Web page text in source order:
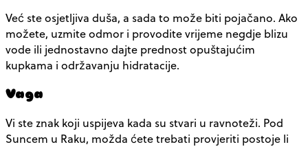
Već ste osjetljiva duša, a sada to može biti pojačano. Ako
možete, uzmite odmor i provodite vrijeme negdje blizu
vode ili jednostavno dajte prednost opuštajućim
kupkama i održavanju hidratacije.
Vaga
Vi ste znak koji uspijeva kada su stvari u ravnoteži. Pod
Suncem u Raku, možda ćete trebati provjeriti postoje li